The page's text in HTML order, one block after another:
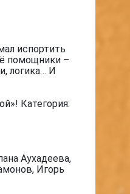
испортить
помощники –
логика… И
Категория:
Аухадеева,
Игорь